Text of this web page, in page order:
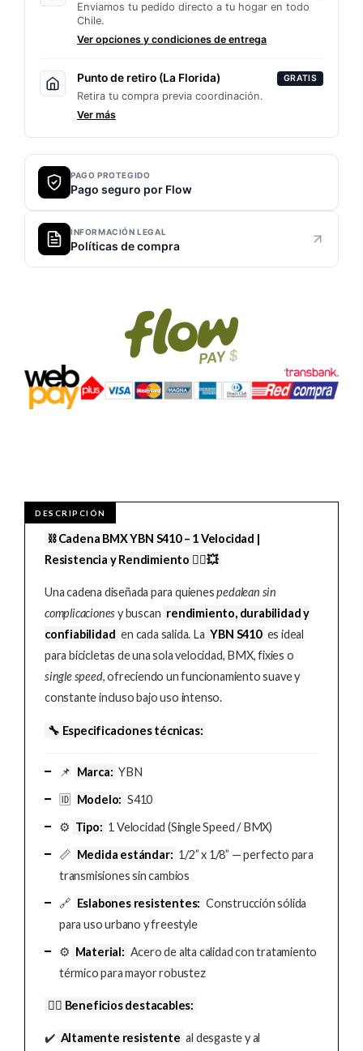
Enviamos tu pedido directo a tu hogar en todo
Chile.
Ver opciones y condiciones de entrega
Punto de retiro (La Florida) GRATIS
Retira tu compra previa coordinación.
Ver más
PAGO PROTEGIDO
Pago seguro por Flow
INFORMACIÓN LEGAL
Políticas de compra
⛓️ Cadena BMX YBN S410 – 1 Velocidad |
Resistencia y Rendimiento 🚴‍♂️💥
Una cadena diseñada para quienespedalean sin
complicacionesy buscan rendimiento, durabilidad y
confiabilidad en cada salida. La YBN S410 es ideal
para bicicletas de una sola velocidad, BMX, fixies o
single speed, ofreciendo un funcionamiento suave y
constante incluso bajo uso intenso.
🔧 Especificaciones técnicas:
📌 Marca: YBN
🆔
Modelo: S410
⚙️ Tipo: 1 Velocidad (Single Speed / BMX)
📏 Medida estándar: 1/2” x 1/8” — perfecto para
transmisiones sin cambios
🔗 Eslabones resistentes: Construcción sólida
para uso urbano y freestyle
⚙️ Material: Acero de alta calidad con tratamiento
térmico para mayor robustez
🚴‍♂️ Beneficios destacables:
✔️ Altamente resistente al desgaste y al